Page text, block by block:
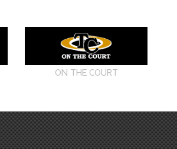
ON THE COURT